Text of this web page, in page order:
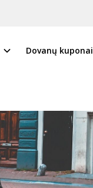
Dovanų kuponai